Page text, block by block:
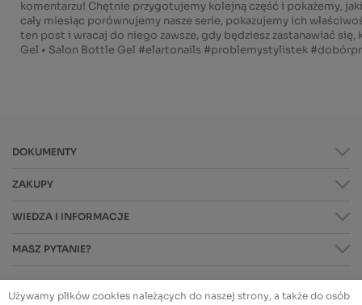
MASZ PYTANIE?
ZAKUPY
DOKUMENTY
WIEDZA I INFORMACJE
BEZPIECZNE ZAKUPY
Używamy plików cookies należących do naszej strony, a także do osób